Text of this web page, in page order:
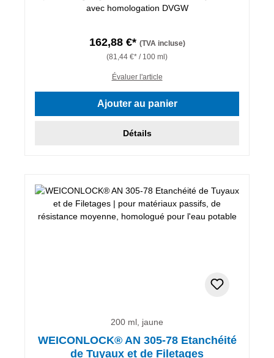
avec homologation DVGW
162,88 €* (TVA incluse)
(81,44 €* / 100 ml)
Évaluer l'article
Ajouter au panier
Détails
200 ml, jaune
WEICONLOCK® AN 305-78 Etanchéité
de Tuyaux et de Filetages